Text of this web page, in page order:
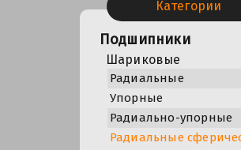
Категории
Подшипники
Шариковые
Радиальные
Упорные
Радиально-упорные
Радиальные